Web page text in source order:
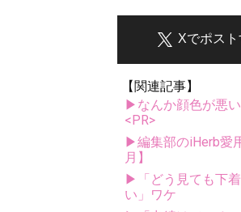
Xでポスト
【関連記事】
▶なんか顔色が悪い
<PR>
▶編集部のiHerb愛
月】
▶「どう見ても下
い」ワケ